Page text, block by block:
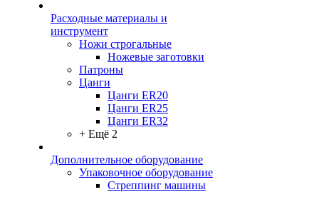
Расходные материалы и
инструмент
Ножи строгальные
Ножевые заготовки
Патроны
Цанги
Цанги ER20
Цанги ER25
Цанги ER32
+ Ещё 2
Дополнительное оборудование
Упаковочное оборудование
Стреппинг машины